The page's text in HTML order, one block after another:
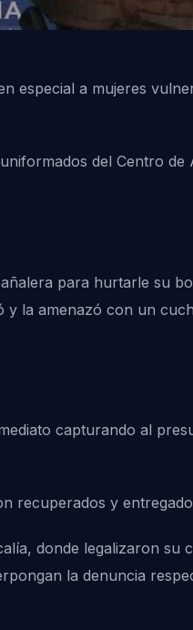
especial a mujeres
del Centro de
para hurtarle su
y la amenazó con un
capturando al
recuperados y
donde legalizaron su
la denuncia